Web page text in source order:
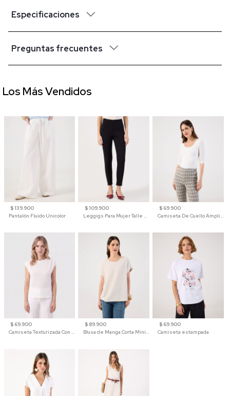
Especificaciones
Preguntas frecuentes
$ 139.900
Pantalón Fluido Unicolor
$ 109.900
Leggigs Para Mujer Talle Alto Liso
$ 69.900
Camiseta De Cuello Amplio Y Manga 3/4 Para Mujer
$ 69.900
Camiseta Texturizada Con Hombro Caído Para Mujer
$ 89.900
Blusa de Manga Corta Minimalista para Mujer
$ 69.900
Camiseta estampada
Los Más Vendidos